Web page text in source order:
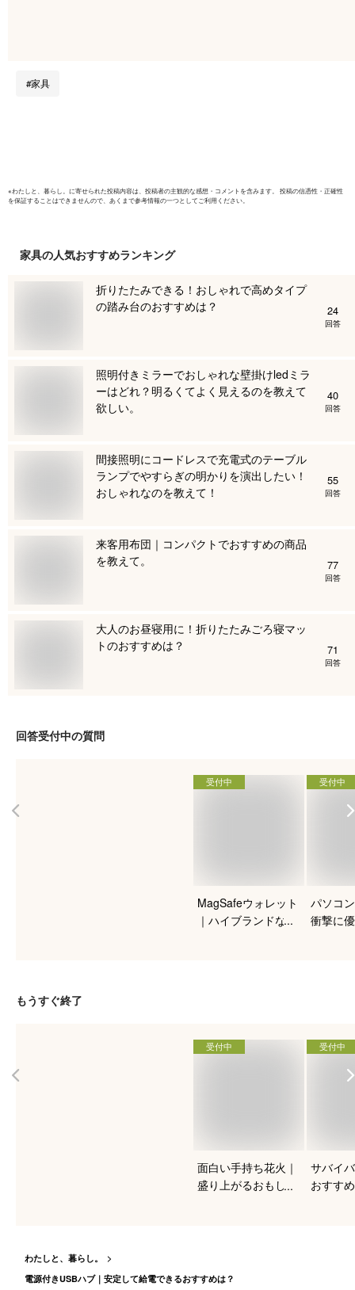
家具
※わたしと、暮らし。 に寄せられた投稿内容は、投稿者の主観的な感想・コメントを含みます。 投稿の信憑性・正確性
を保証することはできませんので、あくまで参考情報の一つとしてご利用ください。
家具の人気おすすめランキング
折りたたみできる！おしゃれで高めタイプ
の踏み台のおすすめは？
24
回答
照明付きミラーでおしゃれな壁掛けledミラ
ーはどれ？明るくてよく見えるのを教えて
欲しい。
40
回答
間接照明にコードレスで充電式のテーブル
ランプでやすらぎの明かりを演出したい！
おしゃれなのを教えて！
55
回答
来客用布団｜コンパクトでおすすめの商品
を教えて。
77
回答
大人のお昼寝用に！折りたたみごろ寝マッ
トのおすすめは？
71
回答
回答受付中の質問
受付中
MagSafeウォレット
｜ハイブランドなど
受付中
パソコ
衝撃に
もうすぐ終了
受付中
面白い手持ち花火｜
盛り上がるおもしろ
受付中
サバイ
おすす
わたしと、暮らし。
電源付きUSBハブ｜安定して給電できるおすすめは？